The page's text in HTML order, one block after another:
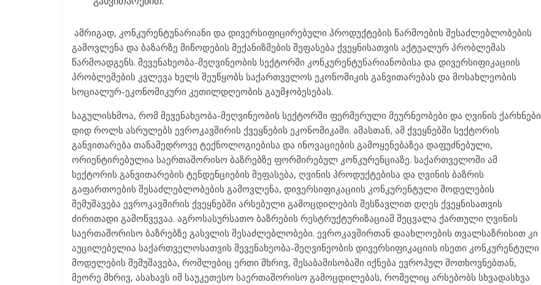
ამრიგად, კონკურენტუნარიანი და დივერსიფიცირებული პროდუქტების წარმოების შესაძლებლობების
გამოვლენა და ბაზარზე მიწოდების მექანიზმების შეფასება ქვეყნისათვის აქტუალურ პრობლემას
წარმოადგენს. მევენახეობა-მეღვინეობის სექტორში კონკურენტუნარიანობისა და დივერსიფიკაციის
პრობლემების კვლევა ხელს შეუწყობს საქართველოს ეკონომიკის განვითარებას და მოსახლეობის
სოციალურ-ეკონომიკური კეთილდღეობის გაუმჯობესებას.
საგულისხმოა, რომ მევენახეობა-მეღვინეობის სექტორში ფერმერული მეურნეობები და ღვინის ქარხნები
დიდ როლს ასრულებს ევროკავშირის ქვეყნების ეკონომიკაში. ამასთან, ამ ქვეყნებში სექტორის
განვითარება თანამედროვე ტექნოლოგიებისა და ინოვაციების გამოყენებაზეა დაფუძნებული,
ორიენტირებულია საერთაშორისო ბაზრებზე ფორმირებულ კონკურენციაზე. საქართველოში ამ
სექტორის განვითარების ტენდენციების შეფასება, ღვინის პროდუქტებისა და ღვინის ბაზრის
გაფართოების შესაძლებლობების გამოვლენა, დივერსიფიკაციის კონკურენტული მოდელების
შემუშავება ევროკავშირის ქვეყნებში არსებული გამოცდილების შესწავლით დღეს ქვეყნისათვის
ძირითადი გამოწვევაა. აგროსასურსათო ბაზრების რესტრუქტურიზაციამ შეცვალა ქართული ღვინის
საერთაშორისო ბაზრებზე გასვლის შესაძლებლობები. ევროკავშირთან დაახლოების თვალსაზრისით კი
აუცილებელია საქართველოსათვის მევენახეობა-მეღვინეობის დივერსიფიკაციის ისეთი კონკურენტული
მოდელების შემუშავება, რომლებიც ერთი მხრივ, შესაბამისობაში იქნება ევროპულ მოთხოვნებთან,
მეორე მხრივ, ასახავს იმ საუკეთესო საერთაშორისო გამოცდილებას, რომელიც არსებობს სხვადასხვა